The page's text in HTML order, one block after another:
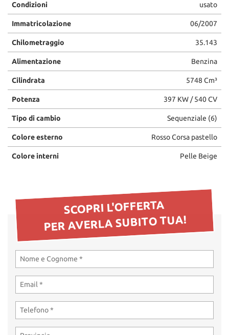
Condizioni usato
Immatricolazione 06/2007
Chilometraggio 35.143
Alimentazione Benzina
Cilindrata 5748 Cm³
Potenza 397 KW / 540 CV
Tipo di cambio Sequenziale (6)
Colore esterno Rosso Corsa pastello
Colore interni Pelle Beige
SCOPRI L'OFFERTA
PER AVERLA SUBITO TUA!
questi
strumenti
tracciamento
si
rimanda
alla
cookie
policy.
Puoi
e
modificare
le
tue
Cookie necessari
Cookie per il miglioramento dell'esperienza utente